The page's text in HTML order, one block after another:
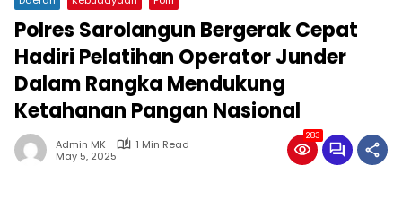
Polres Sarolangun Bergerak Cepat
Hadiri Pelatihan Operator Junder
Dalam Rangka Mendukung
Ketahanan Pangan Nasional
Admin MK
1 Min Read
May 5, 2025
283